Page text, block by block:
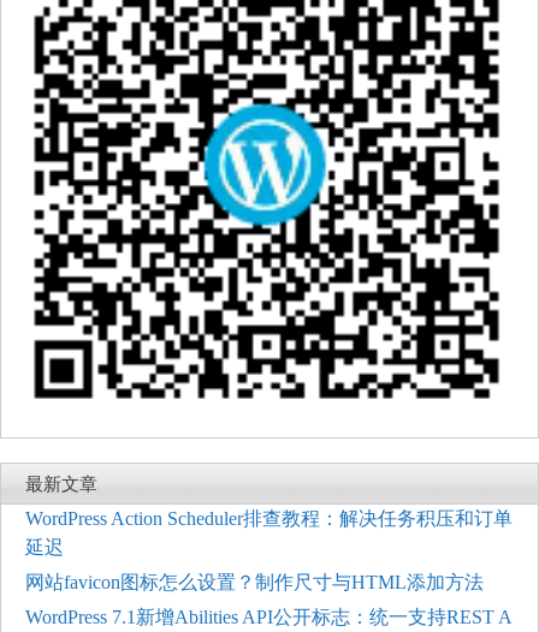
最新文章
WordPress Action Scheduler排查教程：解决任务积压和订单
延迟
网站favicon图标怎么设置？制作尺寸与HTML添加方法
WordPress 7.1新增Abilities API公开标志：统一支持REST A